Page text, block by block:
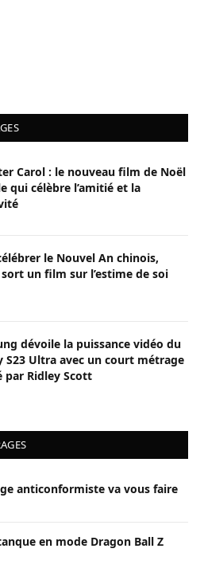
Carol : le nouveau film de Noël
qui célèbre l’amitié et la
le Nouvel An chinois,
un film sur l’estime de soi
dévoile la puissance vidéo du
S23 Ultra avec un court métrage
par Ridley Scott
anticonformiste va vous faire
en mode Dragon Ball Z